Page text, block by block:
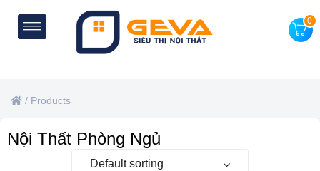
0
/ Products
Nội Thất Phòng Ngủ
Default sorting